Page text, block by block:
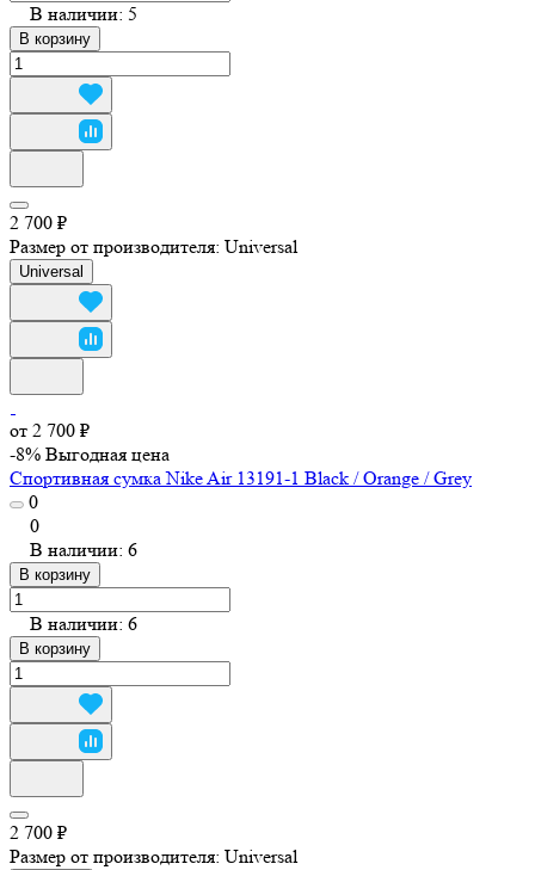
В наличии: 5
В корзину
2 700 ₽
Размер от производителя: Universal
Universal
от 2 700 ₽
-8% Выгодная цена
Спортивная сумка Nike Air 13191-1 Black / Orange / Grey
0
0
В наличии: 6
В корзину
В наличии: 6
В корзину
2 700 ₽
Размер от производителя: Universal